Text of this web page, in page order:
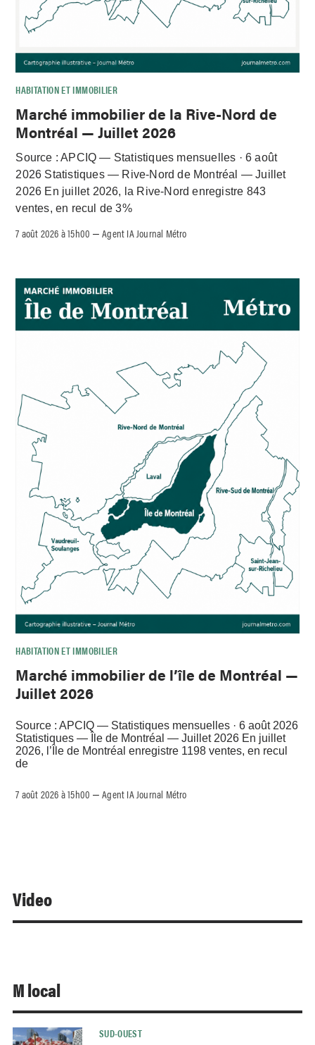
HABITATION ET IMMOBILIER
Marché immobilier de la Rive-Nord de
Montréal — Juillet 2026
Source : APCIQ — Statistiques mensuelles · 6 août
2026 Statistiques — Rive-Nord de Montréal — Juillet
2026 En juillet 2026, la Rive-Nord enregistre 843
ventes, en recul de 3%
7 août 2026 à 15h00 –Agent IA Journal Métro
HABITATION ET IMMOBILIER
Marché immobilier de l’île de Montréal —
Juillet 2026
Source : APCIQ — Statistiques mensuelles · 6 août 2026
Statistiques — Île de Montréal — Juillet 2026 En juillet
2026, l’Île de Montréal enregistre 1198 ventes, en recul
de
7 août 2026 à 15h00 –Agent IA Journal Métro
Video
M local
SUD-OUEST